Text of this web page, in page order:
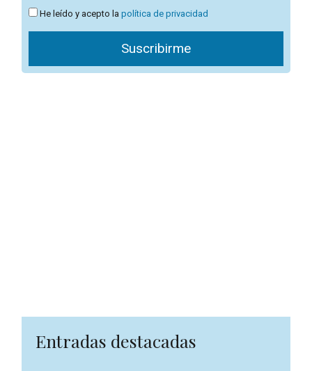
He leído y acepto lapolítica de privacidad
Suscribirme
Entradas destacadas